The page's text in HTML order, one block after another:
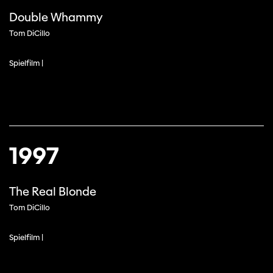
Double Whammy
Tom DiCillo
Spielfilm |
1997
The Real Blonde
Tom DiCillo
Spielfilm |